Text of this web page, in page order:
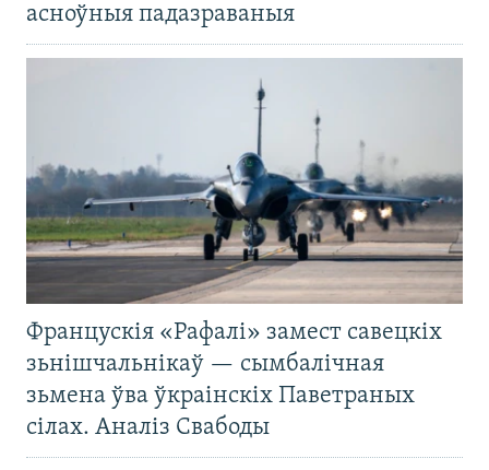
асноўныя падазраваныя
Францускія «Рафалі» замест савецкіх
зьнішчальнікаў — сымбалічная
зьмена ўва ўкраінскіх Паветраных
сілах. Аналіз Свабоды